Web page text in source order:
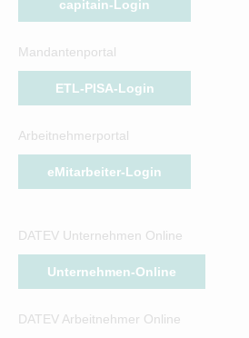
capitain-Login
Mandantenportal
ETL-PISA-Login
Arbeitnehmerportal
eMitarbeiter-Login
DATEV Unternehmen Online
Unternehmen-Online
DATEV Arbeitnehmer Online